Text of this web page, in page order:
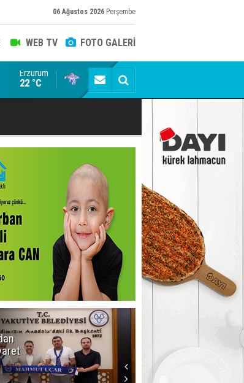
06 Ağustos 2026 Perşembe
WEB TV FOTO GALERİ
ADALET BAKANI AKIN GÜRLEK'E AÇIK İHBAR!
Erzurum
22 °C
başlıyor! İlk
düdük Bolu'da
çalacak